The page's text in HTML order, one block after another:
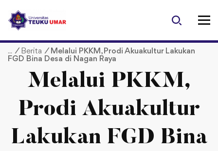
p
/ Berita / Melalui PKKM, Prodi Akuakultur Lakukan
FGD Bina Desa di Nagan Raya
Melalui PKKM,
Prodi Akuakultur
Lakukan FGD Bina